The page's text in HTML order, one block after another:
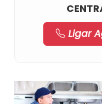
Ligar